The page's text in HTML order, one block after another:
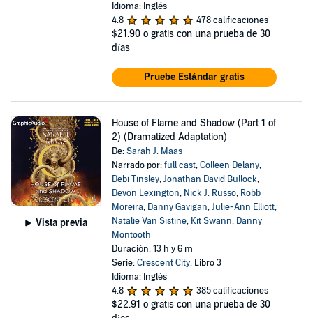
Idioma: Inglés
4.8
478 calificaciones
$21.90 o gratis con una prueba de 30
días
Pruebe Estándar gratis
Vista previa
House of Flame and Shadow (Part 1 of
2) (Dramatized Adaptation)
De:Sarah J. Maas
Narrado por:full cast,Colleen Delany,
Debi Tinsley,Jonathan David Bullock,
Devon Lexington, Nick J. Russo, Robb
Moreira, Danny Gavigan,Julie-Ann Elliott,
Natalie Van Sistine, Kit Swann, Danny
Montooth
Duración: 13 h y 6 m
Serie:Crescent City, Libro 3
Idioma: Inglés
4.8
385 calificaciones
$22.91 o gratis con una prueba de 30